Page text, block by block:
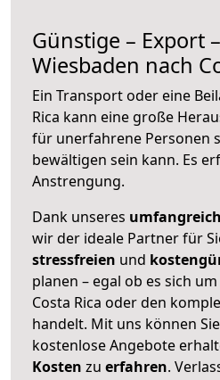
Günstige – Export
Wiesbaden nach
Ein Transport oder eine
Rica kann eine große
für unerfahrene Personen
bewältigen sein kann. Es
Anstrengung.
Dank unseres
wir der ideale Partner für
stressfreien und
planen – egal ob es sich
Costa Rica oder den
handelt. Mit uns können
kostenlose Angebote
Kosten zu erfahren.